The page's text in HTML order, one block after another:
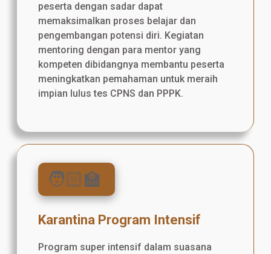
peserta dengan sadar dapat
memaksimalkan proses belajar dan
pengembangan potensi diri. Kegiatan
mentoring dengan para mentor yang
kompeten dibidangnya membantu peserta
meningkatkan pemahaman untuk meraih
impian lulus tes CPNS dan PPPK.
🧑🏻‍🏫
Karantina Program Intensif
Program super intensif dalam suasana